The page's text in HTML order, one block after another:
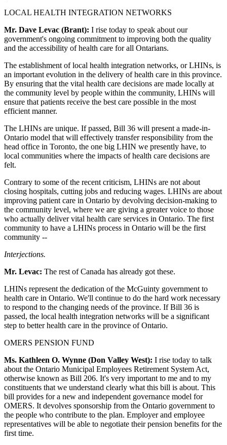
LOCAL HEALTH INTEGRATION NETWORKS
Mr. Dave Levac (Brant): I rise today to speak about our
government's ongoing commitment to improving both the quality
and the accessibility of health care for all Ontarians.
The establishment of local health integration networks, or LHINs, is
an important evolution in the delivery of health care in this province.
By ensuring that the vital health care decisions are made locally at
the community level by people within the community, LHINs will
ensure that patients receive the best care possible in the most
efficient manner.
The LHINs are unique. If passed, Bill 36 will present a made-in-
Ontario model that will effectively transfer responsibility from the
head office in Toronto, the one big LHIN we presently have, to
local communities where the impacts of health care decisions are
felt.
Contrary to some of the recent criticism, LHINs are not about
closing hospitals, cutting jobs and reducing wages. LHINs are about
improving patient care in Ontario by devolving decision-making to
the community level, where we are giving a greater voice to those
who actually deliver vital health care services in Ontario. The first
community to have a LHINs process in Ontario will be the first
community --
Interjections.
Mr. Levac: The rest of Canada has already got these.
LHINs represent the dedication of the McGuinty government to
health care in Ontario. We'll continue to do the hard work necessary
to respond to the changing needs of the province. If Bill 36 is
passed, the local health integration networks will be a significant
step to better health care in the province of Ontario.
OMERS PENSION FUND
Ms. Kathleen O. Wynne (Don Valley West): I rise today to talk
about the Ontario Municipal Employees Retirement System Act,
otherwise known as Bill 206. It's very important to me and to my
constituents that we understand clearly what this bill is about. This
bill provides for a new and independent governance model for
OMERS. It devolves sponsorship from the Ontario government to
the people who contribute to the plan. Employer and employee
representatives will be able to negotiate their pension benefits for the
first time.